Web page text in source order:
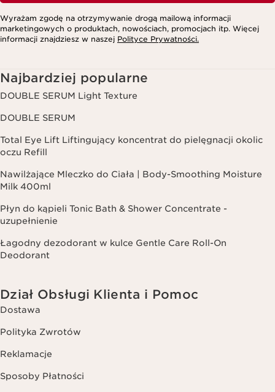
Wyrażam zgodę na otrzymywanie drogą mailową informacji
marketingowych o produktach, nowościach, promocjach itp. Więcej
informacji znajdziesz w naszej Polityce Prywatności.
Najbardziej popularne
DOUBLE SERUM Light Texture
DOUBLE SERUM
Total Eye Lift Liftingujący koncentrat do pielęgnacji okolic
oczu Refill
Nawilżające Mleczko do Ciała | Body-Smoothing Moisture
Milk 400ml
Płyn do kąpieli Tonic Bath & Shower Concentrate -
uzupełnienie
Łagodny dezodorant w kulce Gentle Care Roll-On
Deodorant
Dział Obsługi Klienta i Pomoc
Dostawa
Polityka Zwrotów
Reklamacje
Sposoby Płatności